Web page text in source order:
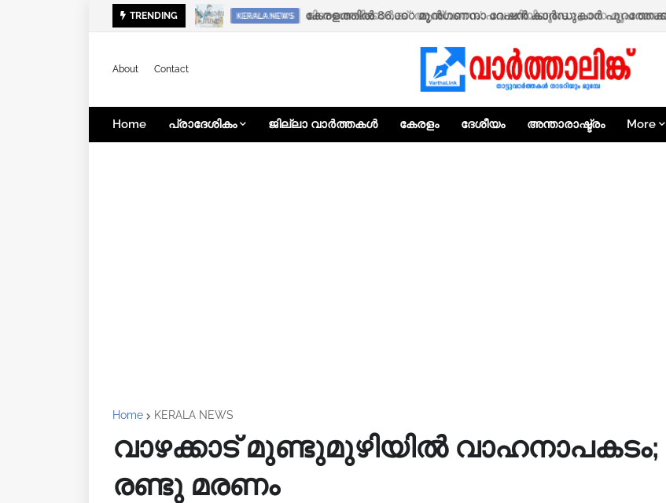
TRENDING KERALA NEWS ഭിന്നശേഷിക്കാർക്ക് ‘ആശ്വാസം’ പദ്ധതിയിലൂടെ 25,000 രൂപ
About Contact
Home പ്രാദേശികം ജില്ലാ വാർത്തകൾ കേരളം ദേശീയം അന്താരാഷ്ട്രം More
Home KERALA NEWS
വാഴക്കാട് മുണ്ടുമുഴിയിൽ വാഹനാപകടം;
രണ്ടു മരണം